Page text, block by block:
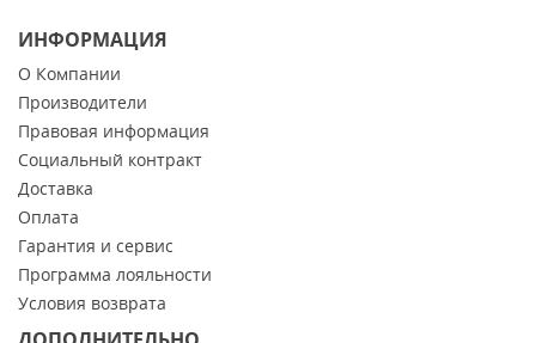
ИНФОРМАЦИЯ
О Компании
Производители
Правовая информация
Социальный контракт
Доставка
Оплата
Гарантия и сервис
Программа лояльности
Условия возврата